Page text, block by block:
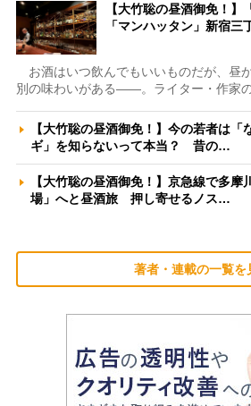
【大竹聡の昼酒御免！】
「マンハッタン」新宿
お酒はいつ飲んでもいいものだが、昼
別の味わいがある――。ライター・作家
【大竹聡の昼酒御免！】今の若者は「
ギ」を知らないって本当？ 昔の…
【大竹聡の昼酒御免！】京急線で多
場」へと昼酒旅 押し寄せるノス…
著者・連載の一覧を